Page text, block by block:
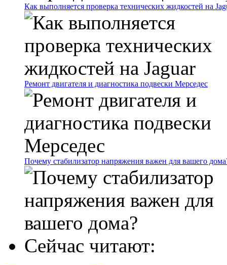
Как выполняется проверка технических жидкостей на
Ремонт двигателя и диагностика подвески Мерседес
Почему стабилизатор напряжения важен для вашего
Сейчас читают: